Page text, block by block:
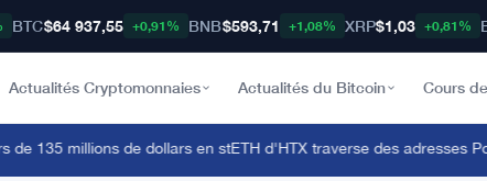
BTC$64 937,55 +0,91% BNB$593,71 +1,08% XRP$1,03 +0,81%
Actualités Cryptomonnaies Actualités du Bitcoin Cours
135 millions de dollars en stETH d'HTX traverse des adresses